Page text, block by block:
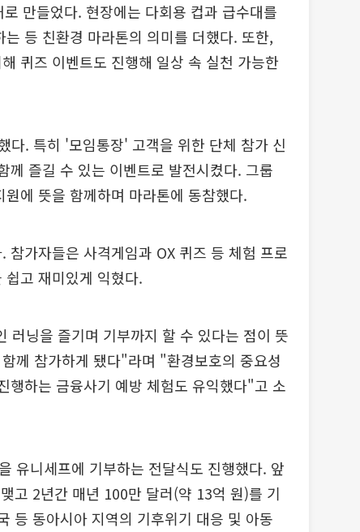
만들었다. 현장에는 다회용 컵과 급수대를
등 친환경 마라톤의 의미를 더했다. 또한,
퀴즈 이벤트도 진행해 일상 속 실천 가능한
다. 특히 '모임통장' 고객을 위한 단체 참가 신
즐길 수 있는 이벤트로 발전시켰다. 그룹
에 뜻을 함께하며 마라톤에 동참했다.
가자들은 사격게임과 OX 퀴즈 등 체험 프로
고 재미있게 익혔다.
러닝을 즐기며 기부까지 할 수 있다는 점이 뜻
께 참가하게 됐다"라며 "환경보호의 중요성
행하는 금융사기 예방 체험도 유익했다"고 소
유니세프에 기부하는 전달식도 진행했다. 앞
고 2년간 매년 100만 달러(약 13억 원)를 기
등 동아시아 지역의 기후위기 대응 및 아동